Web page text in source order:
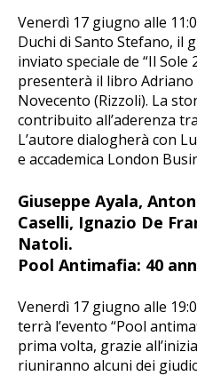
Venerdì 17 giugno alle
Duchi di Santo Stefano, il
inviato speciale de “Il Sole
presenterà il libro
Novecento (Rizzoli). La
contribuito all’aderenza
L’autore dialogherà con
e accademica London
Giuseppe Ayala,
Caselli, Ignazio De
Natoli.
Pool Antimafia: 40
Venerdì 17 giugno alle
terrà l’evento “Pool
prima volta, grazie
riuniranno alcuni dei